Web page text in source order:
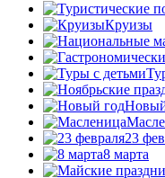
Круизы
23
8 марта